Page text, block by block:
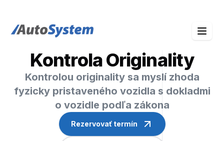
auto-system logo
Kontrola Originality
Kontrolou originality sa myslí zhoda
fyzicky pristaveného vozidla s dokladmi
o vozidle podľa zákona
Rezervovať termín